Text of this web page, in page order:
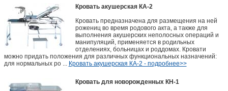
Кровать акушерская КА-2
Кровать предназначена для размещения на ней
рожениц во время родового акта, а также для
выполнения акушерских неполосных операций и
манипуляций, применяется в родильных
отделениях, больницах и роддомах. Кровати
можно придать положения для различных функциональных назначений:
для нормальных ро ... Кровать акушерская КА-2 - подробнее>>
Кровать для новорожденных КН-1